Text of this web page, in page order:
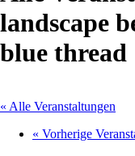
landscape
blue thread
« Alle Veranstaltungen
« Vorherige